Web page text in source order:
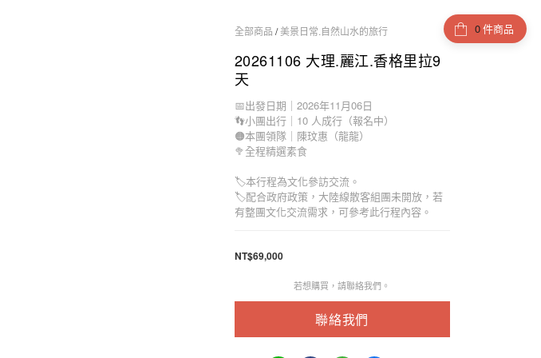
件商品
全部商品 /美景日常.自然山水的旅行
20261106 大理.麗江.香格里拉9
天
📅出發日期｜2026年11月06日
👣小團出行｜10 人成行（報名中）
🟠本團領隊｜陳玟惠（龍龍）
🥦全程精選素食
🏷️本行程為文化參訪交流。
🏷️配合政府政策，大陸線散客組團未開放，若
有整團文化交流需求，可參考此行程內容。
NT$69,000
若想購買，請聯絡我們。
聯絡我們